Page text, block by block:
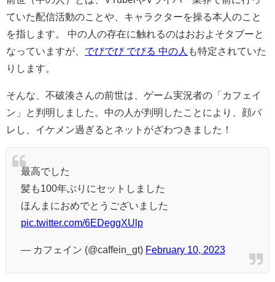
ていた配信活動のことや、キャラクターを操る本人のこと
を指します。 中の人の存在に触れるのはおおよそタブーと
なっていますが、 でびでび でびる 中の人 も特定されていた
りします。
そんな、不破湊さんの前世は、ゲーム実況者の「カフェイ
ン」と判明しました。中の人が判明したことにより、顔バ
レし、イケメン過ぎるとネットがざわつきました！
最高でした
髪も100年ぶりにセットしました
ほんまにおめでとうございました
pic.twitter.com/6EDeggXUlp
— カフェイン (@caffein_gt) February 10, 2023